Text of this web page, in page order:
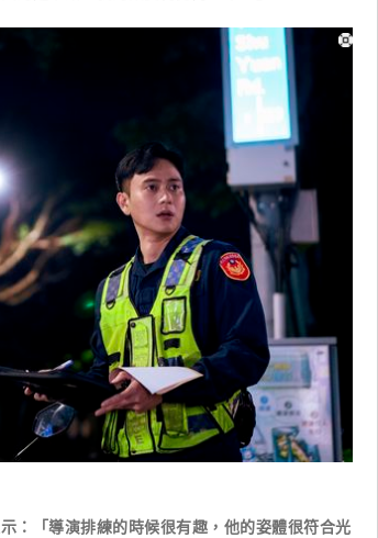
：「導演排練的時候很有趣，他的姿體很符合光